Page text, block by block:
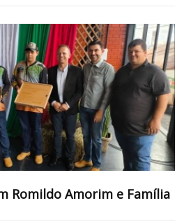
Romildo Amorim e Família